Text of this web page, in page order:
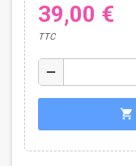
39,00 €
TTC
remove
shopping_cart